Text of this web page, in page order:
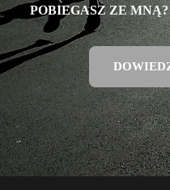
POBIEGASZ ZE MNĄ?